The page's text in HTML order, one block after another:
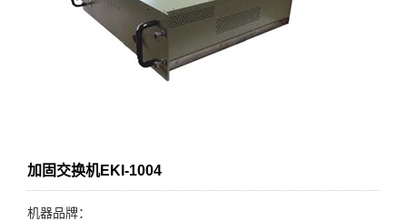
加固交换机EKI-1004
机器品牌：